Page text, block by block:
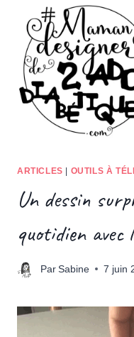
contenu
ARTICLES OUTILS À
Un dessin
quotidien
Par Sabine 7 juin